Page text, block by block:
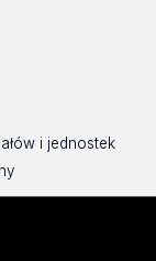
i jednostek